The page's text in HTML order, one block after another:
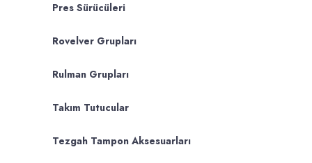
Pres Sürücüleri
Rovelver Grupları
Rulman Grupları
Takım Tutucular
Tezgah Tampon Aksesuarları